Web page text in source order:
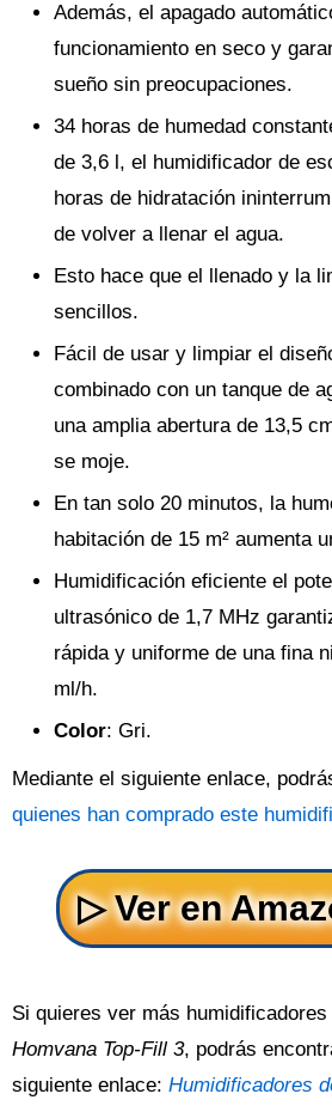
Además, el apagado
funcionamiento en seco y
sueño sin preocupaciones.
34 horas de humedad
de 3,6 l, el humidificador de
horas de hidratación
de volver a llenar el agua.
Esto hace que el llenado y la
sencillos.
Fácil de usar y limpiar el
combinado con un tanque de
una amplia abertura de 13,5
se moje.
En tan solo 20 minutos, la
habitación de 15 m² aumenta
Humidificación eficiente el
ultrasónico de 1,7 MHz
rápida y uniforme de una fina
ml/h.
Color: Gri.
Mediante el siguiente enlace,
quienes han comprado este
Si quieres ver más
Homvana Top-Fill 3, podrás
siguiente enlace: Humidificadores